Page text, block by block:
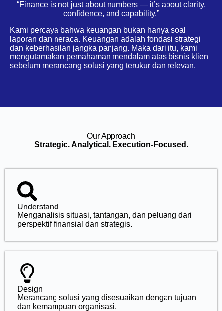
“Finance is not just about numbers — it’s about clarity,
confidence, and capability.”
Kami percaya bahwa keuangan bukan hanya soal
laporan dan neraca. Keuangan adalah fondasi strategi
dan keberhasilan jangka panjang. Maka dari itu, kami
mengutamakan pemahaman mendalam atas bisnis klien
sebelum merancang solusi yang terukur dan relevan.
Our Approach
Strategic. Analytical. Execution-Focused.
Understand
Menganalisis situasi, tantangan, dan peluang dari
perspektif finansial dan strategis.
Design
Merancang solusi yang disesuaikan dengan tujuan
dan kemampuan organisasi.